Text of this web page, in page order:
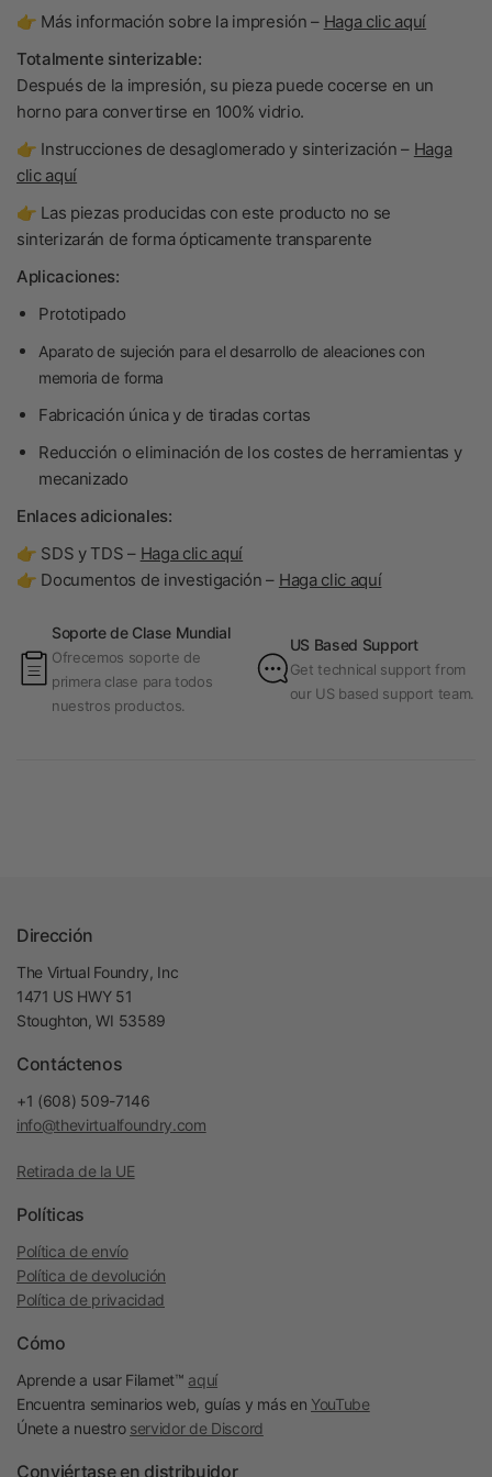
👉 Más información sobre la impresión – Haga clic aquí
Totalmente sinterizable:
Después de la impresión, su pieza puede cocerse en un
horno para convertirse en 100% vidrio.
👉 Instrucciones de desaglomerado y sinterización – Haga
clic aquí
👉 Las piezas producidas con este producto no se
sinterizarán de forma ópticamente transparente
Aplicaciones:
Prototipado
Aparato de sujeción para el desarrollo de aleaciones con
memoria de forma
Fabricación única y de tiradas cortas
Reducción o eliminación de los costes de herramientas y
mecanizado
Enlaces adicionales:
👉 SDS y TDS – Haga clic aquí
👉 Documentos de investigación – Haga clic aquí
Soporte de Clase Mundial
Ofrecemos soporte de
primera clase para todos
nuestros productos.
US Based Support
Get technical support from
our US based support team.
Dirección
The Virtual Foundry, Inc
1471 US HWY 51
Stoughton, WI 53589
Contáctenos
+1 (608) 509-7146
info@thevirtualfoundry.com
Retirada de la UE
Políticas
Política de envío
Política de devolución
Política de privacidad
Cómo
Aprende a usar Filamet™ aquí
Encuentra seminarios web, guías y más en YouTube
Únete a nuestro servidor de Discord
Conviértase en distribuidor